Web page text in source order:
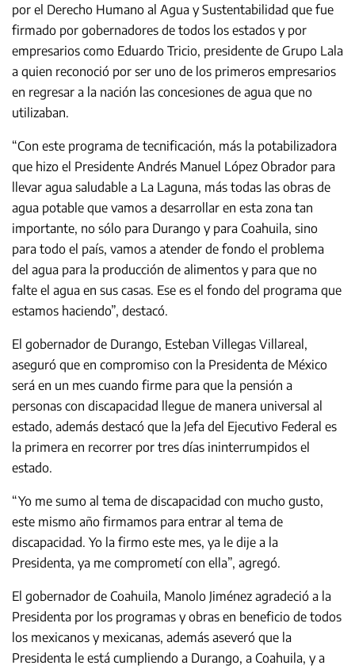
por el Derecho Humano al Agua y Sustentabilidad que fue
firmado por gobernadores de todos los estados y por
empresarios como Eduardo Tricio, presidente de Grupo Lala
a quien reconoció por ser uno de los primeros empresarios
en regresar a la nación las concesiones de agua que no
utilizaban.
“Con este programa de tecnificación, más la potabilizadora
que hizo el Presidente Andrés Manuel López Obrador para
llevar agua saludable a La Laguna, más todas las obras de
agua potable que vamos a desarrollar en esta zona tan
importante, no sólo para Durango y para Coahuila, sino
para todo el país, vamos a atender de fondo el problema
del agua para la producción de alimentos y para que no
falte el agua en sus casas. Ese es el fondo del programa que
estamos haciendo”, destacó.
El gobernador de Durango, Esteban Villegas Villareal,
aseguró que en compromiso con la Presidenta de México
será en un mes cuando firme para que la pensión a
personas con discapacidad llegue de manera universal al
estado, además destacó que la Jefa del Ejecutivo Federal es
la primera en recorrer por tres días ininterrumpidos el
estado.
“Yo me sumo al tema de discapacidad con mucho gusto,
este mismo año firmamos para entrar al tema de
discapacidad. Yo la firmo este mes, ya le dije a la
Presidenta, ya me comprometí con ella”, agregó.
El gobernador de Coahuila, Manolo Jiménez agradeció a la
Presidenta por los programas y obras en beneficio de todos
los mexicanos y mexicanas, además aseveró que la
Presidenta le está cumpliendo a Durango, a Coahuila, y a